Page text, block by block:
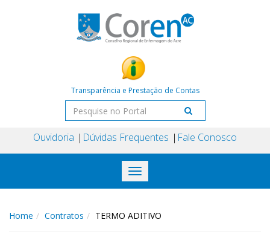
Transparência e Prestação de Contas
Ouvidoria Dúvidas Frequentes Fale Conosco
Toggle
navigation
Home Contratos TERMO ADITIVO